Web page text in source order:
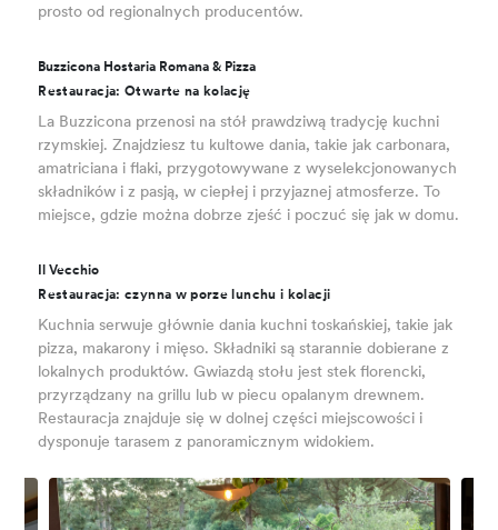
prosto od regionalnych producentów.
Buzzicona Hostaria Romana & Pizza
Restauracja: Otwarte na kolację
La Buzzicona przenosi na stół prawdziwą tradycję kuchni
rzymskiej. Znajdziesz tu kultowe dania, takie jak carbonara,
amatriciana i flaki, przygotowywane z wyselekcjonowanych
składników i z pasją, w ciepłej i przyjaznej atmosferze. To
miejsce, gdzie można dobrze zjeść i poczuć się jak w domu.
Il Vecchio
Restauracja: czynna w porze lunchu i kolacji
Kuchnia serwuje głównie dania kuchni toskańskiej, takie jak
pizza, makarony i mięso. Składniki są starannie dobierane z
lokalnych produktów. Gwiazdą stołu jest stek florencki,
przyrządzany na grillu lub w piecu opalanym drewnem.
Restauracja znajduje się w dolnej części miejscowości i
dysponuje tarasem z panoramicznym widokiem.